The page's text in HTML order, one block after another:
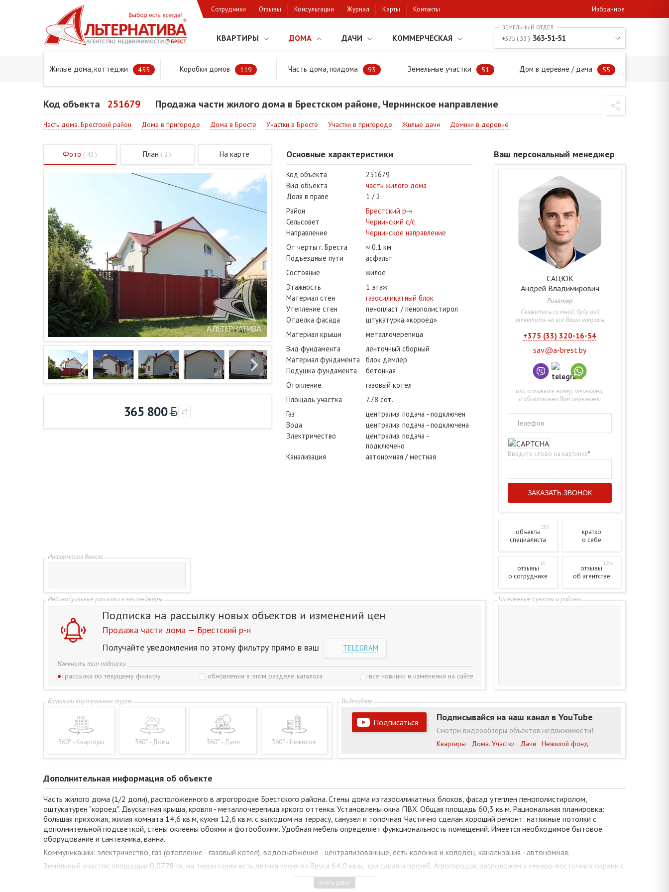
Сотрудники Отзывы Консультации Журнал Карты Контакты Избранное
КВАРТИРЫ ДОМА ДАЧИ КОММЕРЧЕСКАЯ
Жилые дома, коттеджи 455 Коробки домов 119 Часть дома, полдома 93 Земельные участки 51 Дом в деревне / дача 55
+375 ( 33 ) 363-51-51
Главная Предложения Дома в Бресте и Брестском районе Продажа части жилого дома в Брестском районе, Чернинское направление
Код объекта 251679 Продажа части жилого дома в Брестском районе, Чернинское направление
Часть дома. Брестский район Дома в пригороде Дома в Бресте Участки в Бресте Участки в пригороде Жилые дачи Домики в деревне
Фото ( 43 ) План ( 2 ) На карте
365 800
Основные характеристики
Код объекта
251679
Вид объекта
часть жилого дома
Доля в праве
1 / 2
Район
Брестский р-н
Сельсовет
Чернинский с/с
Направление
Чернинское направление
От черты г. Бреста
≈ 0.1 км
Подъездные пути
асфальт
Состояние
жилое
Этажность
1 этаж
Материал стен
газосиликатный блок
Утепление стен
пенопласт / пенополистирол
Отделка фасада
штукатурка «короед»
Материал крыши
металлочерепица
Вид фундамента
ленточный сборный
Материал фундамента
блок демлер
Подушка фундамента
бетонная
Отопление
газовый котел
Площадь участка
7.78 сот.
Газ
централиз. подача - подключен
Вода
централиз. подача - подключена
Электричество
централиз. подача -
подключено
Канализация
автономная / местная
Ваш персональный менеджер
САЦЮК
Андрей Владимирович
Риэлтер
Свяжитесь со мной, буду рад
ответить на все Ваши вопросы
+375 (33) 320-16-54
sav@a-brest.by
или оставьте номер телефона,
я обязательно Вам перезвоню
Телефон
Введите слово на картинке*
объекты
205
специалиста
кратко
о себе
отзывы
18
о сотруднике
отзывы
1296
об агентстве
Подписка на рассылку новых объектов и изменений цен
Продажа части дома — Брестский р-н
Получайте уведомления по этому фильтру прямо в ваш
TELEGRAM
Изменить тип подписки
рассылка по текущему фильтру обновления в этом разделе каталога все новинки и изменения на сайте
360° - Квартиры 360° - Дома 360° - Дачи 360° - Нежилое
Подписаться Подписывайся на наш канал в YouTube
Смотри видеообзоры объектов недвижимости!
Квартиры Дома. Участки Дачи Нежилой фонд
Дополнительная информация об объекте
Часть жилого дома (1/2 доли), расположенного в агрогородке Брестского района. Стены дома из газосиликатных блоков, фасад утеплен пенополистиролом,
оштукатурен "короед". Двускатная крыша, кровля - металлочерепица яркого оттенка. Установлены окна ПВХ. Общая площадь 60,3 кв.м. Рациональная планировка:
большая прихожая, жилая комната 14,6 кв.м, кухня 12,6 кв.м. с выходом на террасу, санузел и топочная. Частично сделан хороший ремонт: натяжные потолки с
дополнительной подсветкой, стены оклеены обоями и фотообоями. Удобная мебель определяет функциональность помещений. Имеется необходимое бытовое
оборудование и сантехника, ванна.
Коммуникации: электричество, газ (отопление - газовый котел), водоснабжение - централизованные, есть колонка и колодец, канализация - автономная.
Земельный участок площадью 0,0778 га, на территории есть летняя кухня из бруса 64,0 кв.м, три сарая и погреб. Агрогородок расположен у северо-восточных окраин г.
Бреста, от которых его отделяет объездная автодорога E30, помимо северного полукольца через поселок проходит местная дорога Черни — Чернавчицы.Местность
принадлежит к бассейну Вислы, рядом протекают ручьи со стоком в реку Лесную. В агрогородке имеются библиотека, районный Дом культуры, автосервис, конно-
читать далее